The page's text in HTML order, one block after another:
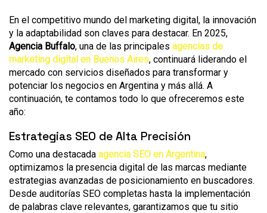
En el competitivo mundo del marketing digital, la innovación
y la adaptabilidad son claves para destacar. En 2025,
Agencia Buffalo, una de las principales agencias de
marketing digital en Buenos Aires, continuará liderando el
mercado con servicios diseñados para transformar y
potenciar los negocios en Argentina y más allá. A
continuación, te contamos todo lo que ofreceremos este
año:
Estrategias SEO de Alta Precisión
Como una destacada agencia SEO en Argentina,
optimizamos la presencia digital de las marcas mediante
estrategias avanzadas de posicionamiento en buscadores.
Desde auditorías SEO completas hasta la implementación
de palabras clave relevantes, garantizamos que tu sitio